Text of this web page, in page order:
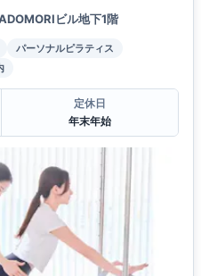
ビル地下1階
パーソナルピラティス
定休日
年末年始